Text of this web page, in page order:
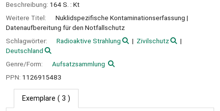
Beschreibung: 164 S. : Kt
Weitere Titel:
Nuklidspezifische Kontaminationserfassung
Datenaufbereitung für den Notfallschutz
Schlagwörter:
Radioaktive Strahlung
Zivilschutz
Deutschland
Genre/Form:
Aufsatzsammlung
PPN: 1126915483
Exemplare ( 3 )